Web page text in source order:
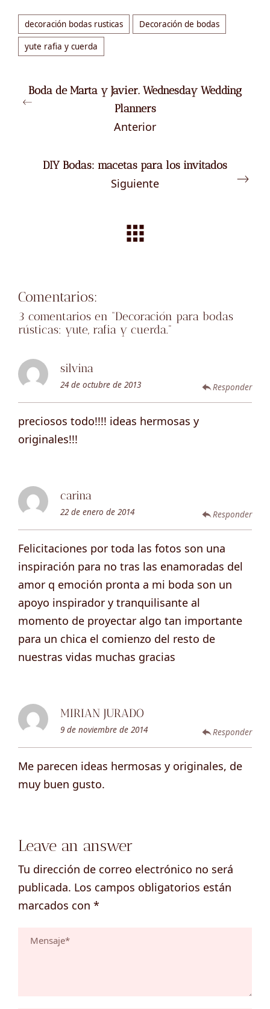
decoración bodas rusticas Decoración de bodas
yute rafia y cuerda
Boda de Marta y Javier. Wednesday Wedding
Planners
Anterior
DIY Bodas: macetas para los invitados
Siguiente
Comentarios:
3 comentarios en “Decoración para bodas
rústicas: yute, rafia y cuerda.”
silvina
24 de octubre de 2013 Responder
preciosos todo!!!! ideas hermosas y
originales!!!
carina
22 de enero de 2014 Responder
Felicitaciones por toda las fotos son una
inspiración para no tras las enamoradas del
amor q emoción pronta a mi boda son un
apoyo inspirador y tranquilisante al
momento de proyectar algo tan importante
para un chica el comienzo del resto de
nuestras vidas muchas gracias
MIRIAN JURADO
9 de noviembre de 2014 Responder
Me parecen ideas hermosas y originales, de
muy buen gusto.
Leave an answer
Tu dirección de correo electrónico no será
publicada. Los campos obligatorios están
marcados con *